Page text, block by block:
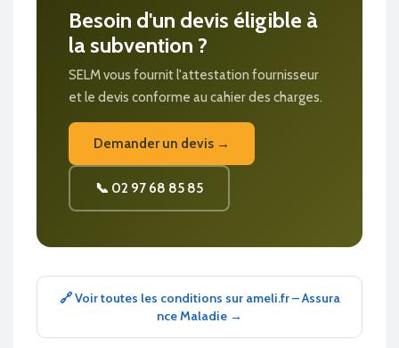
Besoin d'un devis éligible à
la subvention ?
SELM vous fournit l'attestation fournisseur
et le devis conforme au cahier des charges.
Demander un devis →
📞 02 97 68 85 85
🔗 Voir toutes les conditions sur ameli.fr – Assura
nce Maladie →